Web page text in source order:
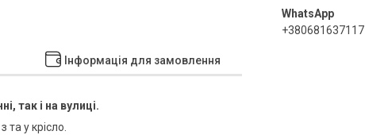
+380681637117
Інформація для замовлення
так і на вулиці.
та у крісло.